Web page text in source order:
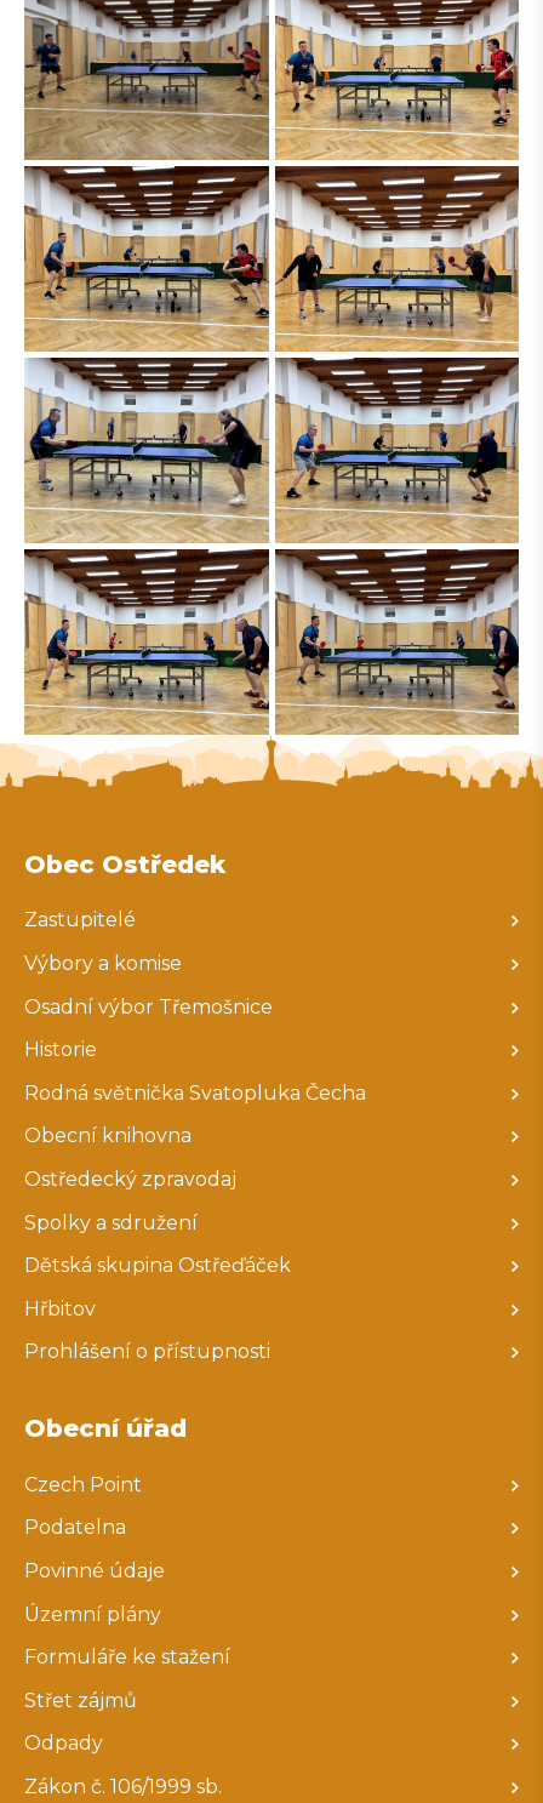
Obec Ostředek
Zastupitelé
Výbory a komise
Osadní výbor Třemošnice
Historie
Rodná světnička Svatopluka Čecha
Obecní knihovna
Ostředecký zpravodaj
Spolky a sdružení
Dětská skupina Ostřeďáček
Hřbitov
Prohlášení o přístupnosti
Obecní úřad
Czech Point
Podatelna
Povinné údaje
Územní plány
Formuláře ke stažení
Střet zájmů
Odpady
Zákon č. 106/1999 sb.